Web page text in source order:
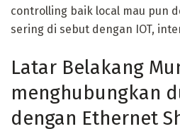
controlling baik local mau pun
sering di sebut dengan IOT,
Latar Belakang
menghubungkan
dengan Ethernet